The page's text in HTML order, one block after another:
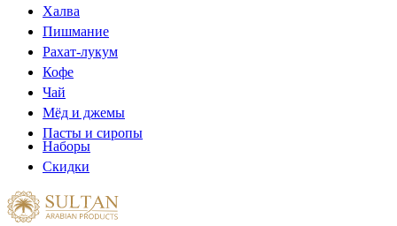
Халва
Пишмание
Рахат-лукум
Кофе
Чай
Мёд и джемы
Пасты и сиропы
Наборы
Скидки